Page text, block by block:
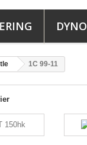
DYNO
1C 99-11